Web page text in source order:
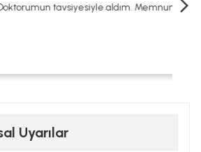
aldım. Memnunum.
Uyarılar